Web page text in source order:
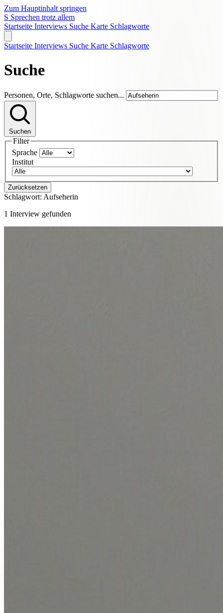
Zum Hauptinhalt springen
S Sprechen trotz allem
Startseite Interviews Suche Karte Schlagworte
Startseite Interviews Suche Karte Schlagworte
Suche
Personen, Orte, Schlagworte suchen...
Suchen
Filter
Sprache
Institut
Zurücksetzen
Schlagwort: Aufseherin
1 Interview gefunden